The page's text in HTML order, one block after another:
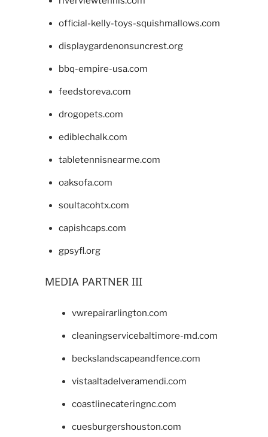
official-kelly-toys-squishmallows.com
displaygardenonsuncrest.org
bbq-empire-usa.com
feedstoreva.com
drogopets.com
ediblechalk.com
tabletennisnearme.com
oaksofa.com
soultacohtx.com
capishcaps.com
gpsyfl.org
MEDIA PARTNER III
vwrepairarlington.com
cleaningservicebaltimore-md.com
beckslandscapeandfence.com
vistaaltadelveramendi.com
coastlinecateringnc.com
cuesburgershouston.com